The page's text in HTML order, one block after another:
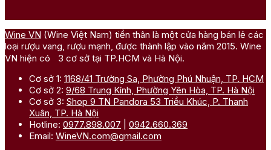
Wine VN (Wine Việt Nam) tiền thân là một cửa hàng bán lẻ các
loại rượu vang, rượu mạnh, được thành lập vào năm 2015. Wine
VN hiện có 3 cơ sở tại TP.HCM và Hà Nội.
Cơ sở 1: 1168/41 Trường Sa, Phường Phú Nhuận, TP. HCM
Cơ sở 2: 9/68 Trung Kính, Phường Yên Hòa, TP. Hà Nội
Cơ sở 3: Shop 9 TN Pandora 53 Triều Khúc, P. Thanh
Xuân, TP. Hà Nội
Hotline: 0977.898.007
0942.660.369
Email: WineVN.com@gmail.com